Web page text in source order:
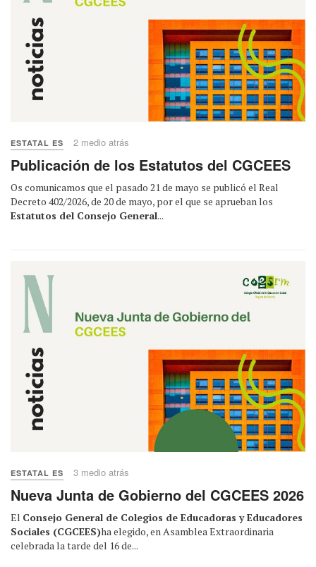
ESTATAL ES 2 medio atrás
Publicación de los Estatutos del CGCEES
Os comunicamos que el pasado 21 de mayo se publicó el Real
Decreto 402/2026, de 20 de mayo, por el que se aprueban los
Estatutos del Consejo General...
ESTATAL ES 3 medio atrás
Nueva Junta de Gobierno del CGCEES 2026
El Consejo General de Colegios de Educadoras y Educadores
Sociales (CGCEES)ha elegido, en Asamblea Extraordinaria
celebrada la tarde del 16 de...